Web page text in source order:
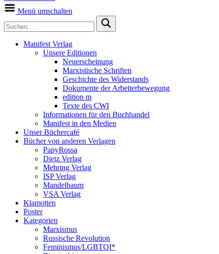
Menü umschalten
Manifest Verlag
Unsere Editionen
Neuerscheinung
Marxistische Schriften
Geschichte des Widerstands
Dokumente der Arbeiterbewegung
edition m
Texte des CWI
Informationen für den Buchhandel
Manifest in den Medien
Unser Büchercafé
Bücher von anderen Verlagen
PapyRossa
Dietz Verlag
Mehring Verlag
ISP Verlag
Mandelbaum
VSA Verlag
Klamotten
Poster
Kategorien
Marxismus
Russische Revolution
Feminismus/LGBTQI*